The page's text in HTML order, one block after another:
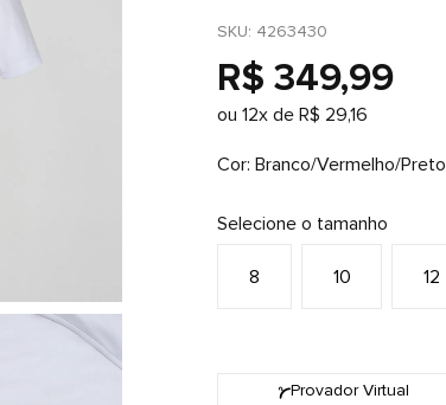
SKU: 4263430
R$ 349,99
ou12x deR$ 29,16
Cor Branco/Vermelho/Preto
Selecione o tamanho
8 10 12
Provador Virtual